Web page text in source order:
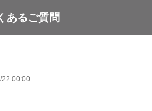
あるご質問
22 00:00